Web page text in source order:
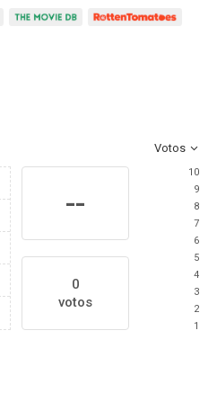
Votos
--
0
votos
10
9
8
7
6
5
4
3
2
1